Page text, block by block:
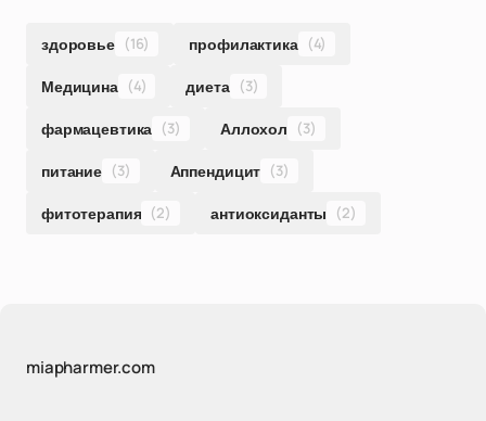
здоровье (16) профилактика (4)
Медицина (4) диета (3)
фармацевтика (3) Аллохол (3)
питание (3) Аппендицит (3)
фитотерапия (2) антиоксиданты (2)
miapharmer.com